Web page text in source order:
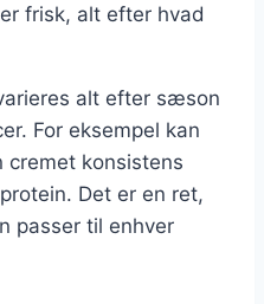
frisk, alt efter hvad
alt efter sæson
For eksempel kan
cremet konsistens
Det er en ret,
passer til enhver